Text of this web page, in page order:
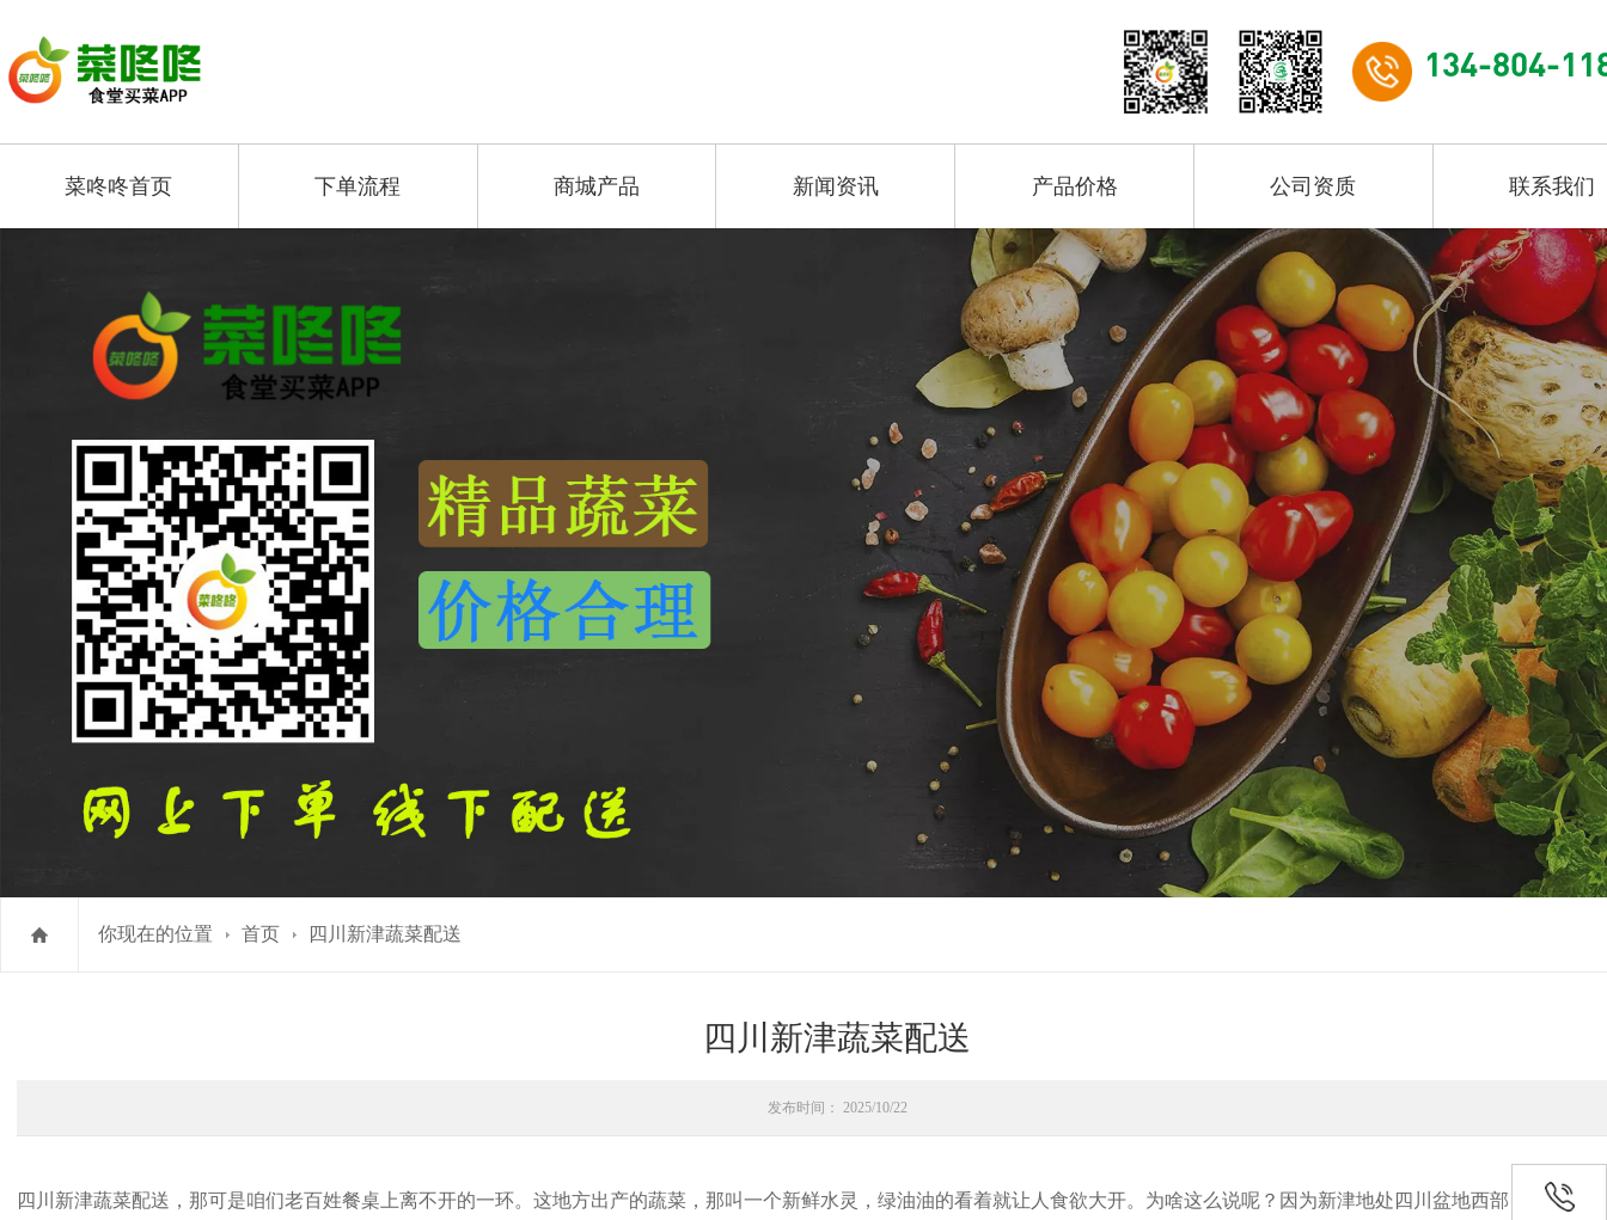
134-804-
菜咚咚首页 下单流程 商城产品 新闻资讯 产品价格 公司资质 联系我们
你现在的位置 首页 四川新津蔬菜配送
四川新津蔬菜配送
发布时间： 2025/10/22
四川新津蔬菜配送，那可是咱们老百姓餐桌上离不开的一环。这地方出产的蔬菜，那叫一个新鲜水灵，绿油油的看着就让人食欲大开。为啥这么说呢？因为新津地处四川盆地西部，气候温